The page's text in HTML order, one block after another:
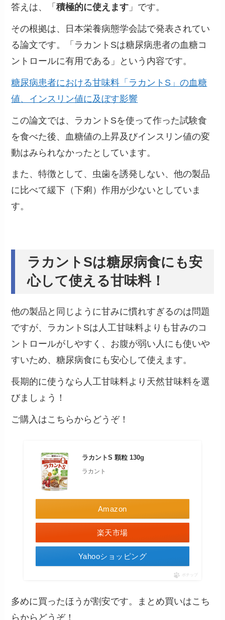
答えは、「積極的に使えます 」です。
その根拠は、日本栄養病態学会誌で発表されてい
る論文です。「ラカントSは糖尿病患者の血糖コ
ントロールに有用である」という内容です。
糖尿病患者における甘味料「ラカントS」の血糖
値、インスリン値に 及ぼす影響
この論文では、ラカントSを使って作った試験食
を食べた後、血糖値の上昇及びインスリン値の変
動はみられなかったとしています。
また、特徴として、虫歯を誘発しない、他の製品
に比べて緩下（下痢）作用が少ないとしていま
す。
ラカントSは糖尿病食にも安
心して使える甘味料！
他の製品と同じように甘みに慣れすぎるのは問題
ですが、ラカントSは人工甘味料よりも甘みのコ
ントロールがしやすく、お腹が弱い人にも使いや
すいため、糖尿病食にも安心して使えます。
長期的に使うなら人工甘味料より天然甘味料を選
びましょう！
ご購入はこちらからどうぞ！
ラカントS 顆粒 130g
ラカント
Amazon
楽天市場
Yahooショッピング
ポチップ
多めに買ったほうが割安です。まとめ買いはこち
らからどうぞ！